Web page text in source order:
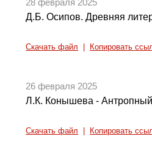
28 февраля 2025
Д.Б. Осипов. Древняя
Скачать файл Копировать
26 февраля 2025
Л.К. Конышева -
Скачать файл Копировать